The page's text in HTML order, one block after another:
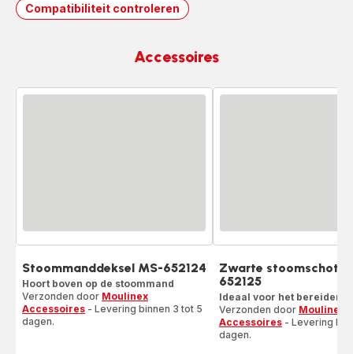
Compatibiliteit controleren
Accessoires
Stoommanddeksel MS-652124
Hoort boven op de stoommand
Verzonden door Moulinex
Accessoires - Levering binnen 3 tot 5
dagen.
Zwarte stoomschotel
652125
Ideaal voor het bereiden
Verzonden door Moulinex
Accessoires - Levering
dagen.